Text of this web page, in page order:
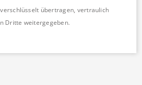
übertragen, vertraulich
Dritte weitergegeben.